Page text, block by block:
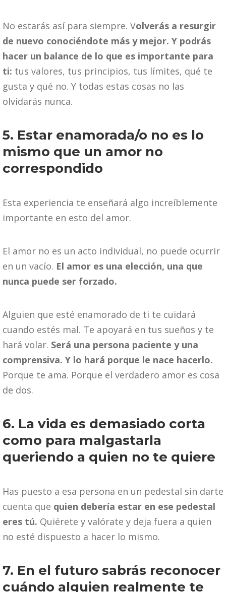
No estarás así para siempre. Volverás a resurgir
de nuevo conociéndote más y mejor. Y podrás
hacer un balance de lo que es importante para
ti: tus valores, tus principios, tus límites, qué te
gusta y qué no. Y todas estas cosas no las
olvidarás nunca.
5. Estar enamorada/o no es lo
mismo que un amor no
correspondido
Esta experiencia te enseñará algo increíblemente
importante en esto del amor.
El amor no es un acto individual, no puede ocurrir
en un vacío. El amor es una elección, una que
nunca puede ser forzado.
Alguien que esté enamorado de ti te cuidará
cuando estés mal. Te apoyará en tus sueños y te
hará volar. Será una persona paciente y una
comprensiva. Y lo hará porque le nace hacerlo.
Porque te ama. Porque el verdadero amor es cosa
de dos.
6. La vida es demasiado corta
como para malgastarla
queriendo a quien no te quiere
Has puesto a esa persona en un pedestal sin darte
cuenta que quien debería estar en ese pedestal
eres tú. Quiérete y valórate y deja fuera a quien
no esté dispuesto a hacer lo mismo.
7. En el futuro sabrás reconocer
cuándo alguien realmente te